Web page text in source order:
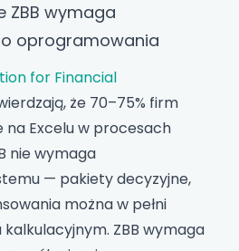
ZBB wymaga
oprogramowania
for Financial
że 70–75% firm
Excelu w procesach
nie wymaga
— pakiety decyzyjne,
można w pełni
kalkulacyjnym. ZBB wymaga